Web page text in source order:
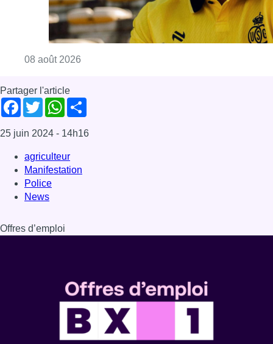
08 août 2026
Partager l'article
Facebook
TwitterWhatsApp
25 juin 2024 - 14h16
agriculteur
Manifestation
Police
News
Offres d’emploi